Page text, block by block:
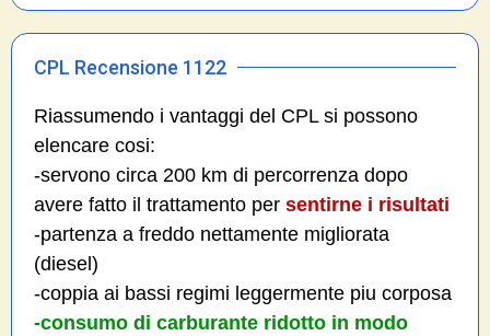
CPL Recensione 1122
Riassumendo i vantaggi del CPL si possono
elencare cosi:
-servono circa 200 km di percorrenza dopo
avere fatto il trattamento per sentirne i risultati
-partenza a freddo nettamente migliorata
(diesel)
-coppia ai bassi regimi leggermente piu corposa
-consumo di carburante ridotto in modo